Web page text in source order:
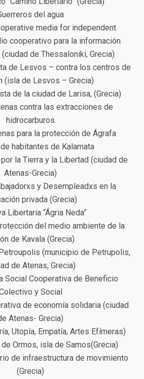
del agua
media for independent
cooperativo para la información
de Thessaloniki, Grecia)
de Lesvos – contra los centros de
(isla de Lesvos – Grecia)
de la ciudad de Larisa, (Grecia)
contra las extracciones de
hidrocarburos
para la protección de Ágrafa
habitantes de Kalamata
la Tierra y la Libertad (ciudad de
Atenas-Grecia)
y Desempleadxs en la
privada (Grecia)
Libertaria “Ágria Neda”
del medio ambiente de la
de Kavala (Grecia)
(municipio de Petrupolis,
de Atenas, Grecia)
Social Cooperativa de Beneficio
y Social
de economía solidaria (ciudad
Atenas- Grecia)
Utopía, Empatía, Artes Efímeras)
Ormos, isla de Samos(Grecia)
de infraestructura de movimiento
(Grecia)